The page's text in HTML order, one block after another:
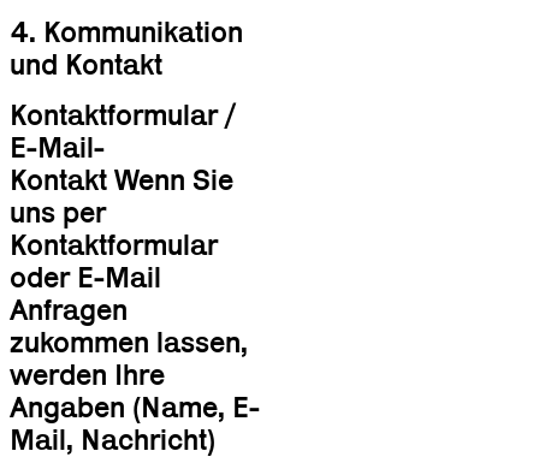
4. Kommunikation
und Kontakt
Kontaktformular /
E-Mail-
Kontakt Wenn Sie
uns per
Kontaktformular
oder E-Mail
Anfragen
zukommen lassen,
werden Ihre
Angaben (Name, E-
Mail, Nachricht)